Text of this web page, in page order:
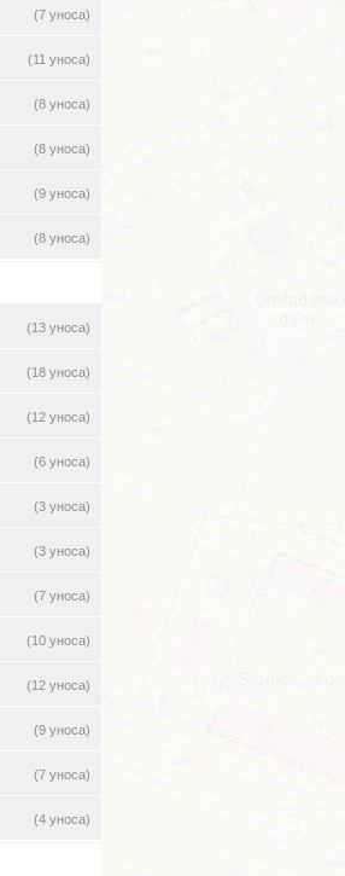
(7 уноса)
(11 уноса)
(8 уноса)
(8 уноса)
(9 уноса)
(8 уноса)
(13 уноса)
(18 уноса)
(12 уноса)
(6 уноса)
(3 уноса)
(3 уноса)
(7 уноса)
(10 уноса)
(12 уноса)
(9 уноса)
(7 уноса)
(4 уноса)